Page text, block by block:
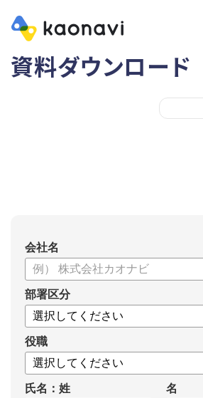
資料ダウンロード
会社名
部署区分
役職
氏名：姓 名